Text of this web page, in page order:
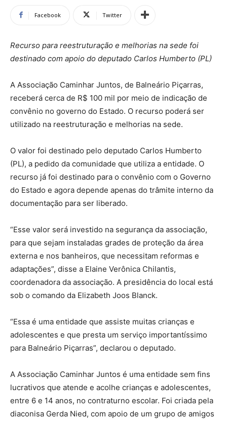
Facebook Twitter
Recurso para reestruturação e melhorias na sede foi
destinado com apoio do deputado Carlos Humberto (PL)
A Associação Caminhar Juntos, de Balneário Piçarras,
receberá cerca de R$ 100 mil por meio de indicação de
convênio no governo do Estado. O recurso poderá ser
utilizado na reestruturação e melhorias na sede.
O valor foi destinado pelo deputado Carlos Humberto
(PL), a pedido da comunidade que utiliza a entidade. O
recurso já foi destinado para o convênio com o Governo
do Estado e agora depende apenas do trâmite interno da
documentação para ser liberado.
“Esse valor será investido na segurança da associação,
para que sejam instaladas grades de proteção da área
externa e nos banheiros, que necessitam reformas e
adaptações”, disse a Elaine Verônica Chilantis,
coordenadora da associação. A presidência do local está
sob o comando da Elizabeth Joos Blanck.
“Essa é uma entidade que assiste muitas crianças e
adolescentes e que presta um serviço importantíssimo
para Balneário Piçarras”, declarou o deputado.
A Associação Caminhar Juntos é uma entidade sem fins
lucrativos que atende e acolhe crianças e adolescentes,
entre 6 e 14 anos, no contraturno escolar. Foi criada pela
diaconisa Gerda Nied, com apoio de um grupo de amigos